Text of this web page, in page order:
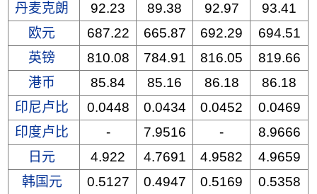
丹麦克朗
92.23 89.38 92.97
93.41
欧元
687.22 665.87 692.29
694.51
英镑
810.08 784.91 816.05
819.66
港币
85.84 85.16 86.18
86.18
印尼卢比
0.0448 0.0434 0.0452
0.0469
印度卢比
- 7.9516 -
8.9666
日元
4.922 4.7691 4.9582
4.9659
韩国元
0.5127 0.4947 0.5169 0.5358